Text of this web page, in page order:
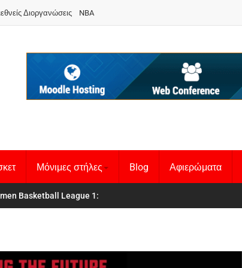
Διοργανώσεις NBA
Μόνιμες στήλες Blog Αφιερώματα
Basketball League 1:
Γυναικών